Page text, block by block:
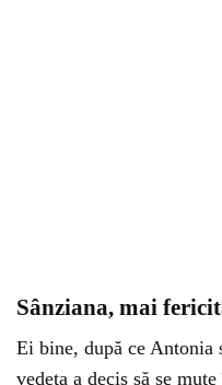
Sânziana, mai
Ei bine, după ce Antonia
vedeta a decis să se